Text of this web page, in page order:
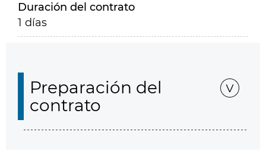
Duración del contrato
1 días
Preparación del
contrato